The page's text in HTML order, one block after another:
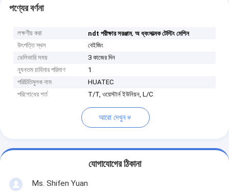
পণ্যের বর্ণনা
লক্ষণীয় করা ndt পরীক্ষার সরঞ্জাম,অ ধ্বংসাত্মক টেস্টিং মেশিন
উৎপত্তি স্থল
বেইজিং
ডেলিভারি সময়
3 কাজের দিন
ন্যূনতম চাহিদার পরিমাণ
1
পরিচিতিমুলক নাম
HUATEC
পরিশোধের শর্ত
T/T, ওয়েস্টার্ন ইউনিয়ন, L/C
আরো দেখুন
যোগাযোগের ঠিকানা
Ms. Shifen Yuan